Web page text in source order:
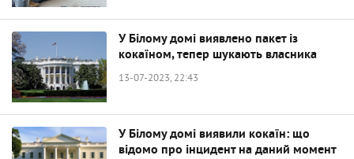
У Білому домі виявлено пакет із
кокаїном, тепер шукають власника
13-07-2023, 22:43
У Білому домі виявили кокаїн: що
відомо про інцидент на даний момент